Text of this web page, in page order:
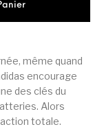
même quand
encourage
des clés du
Alors
totale.